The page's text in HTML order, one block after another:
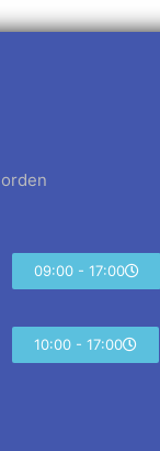
09:00 - 17:00
10:00 - 17:00